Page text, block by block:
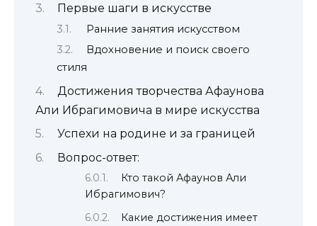
Первые шаги в искусстве
Ранние занятия искусством
Вдохновение и поиск своего
стиля
Достижения творчества Афаунова
Али Ибрагимовича в мире искусства
Успехи на родине и за границей
Вопрос-ответ:
Кто такой Афаунов Али
Ибрагимович?
Какие достижения имеет